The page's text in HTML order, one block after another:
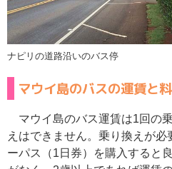
ナピリの道路沿いのバス停
マウイ島のバスの運賃と
マウイ島のバス運賃は1回の
えはできません。乗り換えが必
ーパス（1日券）を購入すると